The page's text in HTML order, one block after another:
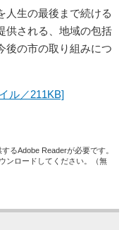
生の最後まで続ける
供される、地域の包括
後の市の取り組みにつ
ル／211KB]
るAdobe Readerが必要です。
ンロードしてください。（無